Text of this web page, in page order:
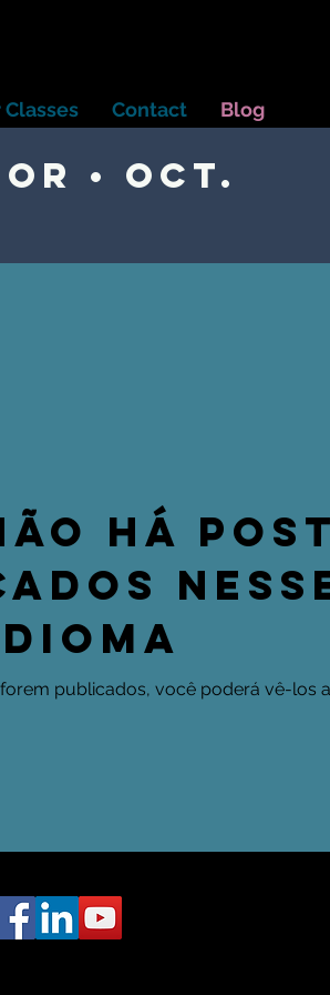
Classes Contact Blog
• Oct.
há
publicados, você poderá vê-los